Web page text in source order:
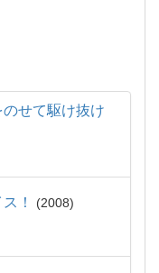
せて駆け抜け
！ 2008